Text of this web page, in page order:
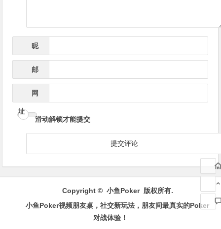
昵
*
邮
*
网
址
滑动解锁才能提交
Copyright © 小鱼Poker版权所有.
小鱼Poker视频朋友桌，社交新玩法，朋友间最真实的Poker
对战体验！